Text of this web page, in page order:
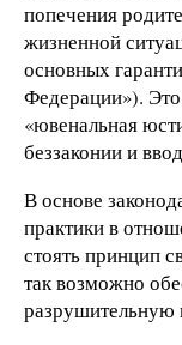
попечения
жизненной
основных
Федерации»).
«ювенальная
беззаконии и
В основе
практики в
стоять принцип
так возможно
разрушительную